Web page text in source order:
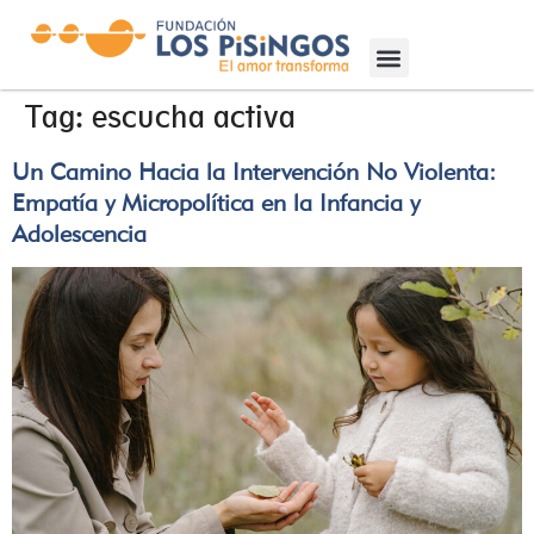
Tag: escucha activa
Un Camino Hacia la Intervención No Violenta:
Empatía y Micropolítica en la Infancia y
Adolescencia